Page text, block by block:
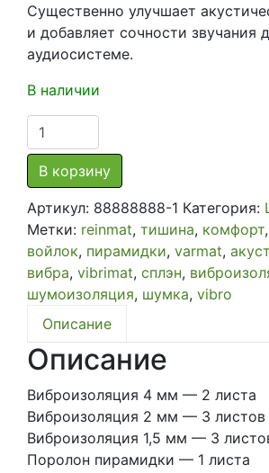
Существенно улучшает
и добавляет сочности звучания
аудиосистеме.
В наличии
Количество
товара
Комплект
базовой
шумоизоляции
на
2
двери
легкового
автомобиля
В корзину
Артикул: 88888888-1 Категория:
Метки: reinmat, тишина, комфорт,
войлок, пирамидки, varmat,
вибра, vibrimat, сплэн,
шумоизоляция, шумка, vibro
Описание
Описание
Виброизоляция 4 мм — 2 листа
Виброизоляция 2 мм — 3 листов
Виброизоляция 1,5 мм — 3
Поролон пирамидки — 1 листа